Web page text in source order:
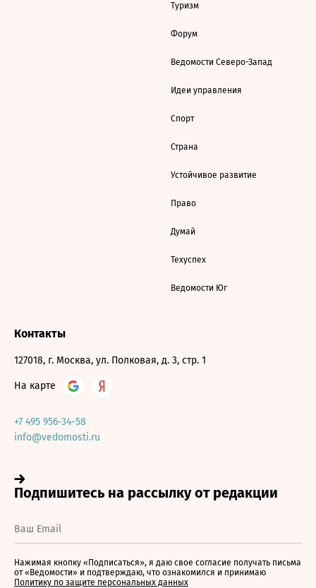
Туризм
Форум
Ведомости Северо-Запад
Идеи управления
Спорт
Страна
Устойчивое развитие
Право
Думай
Техуспех
Ведомости Юг
Контакты
127018, г. Москва, ул. Полковая, д. 3, стр. 1
На карте
+7 495 956-34-58
info@vedomosti.ru
Нажимая кнопку «Подписаться», я даю свое согласие получать письма
от «Ведомости» и подтверждаю, что ознакомился и принимаю
Политику по защите персональных данных